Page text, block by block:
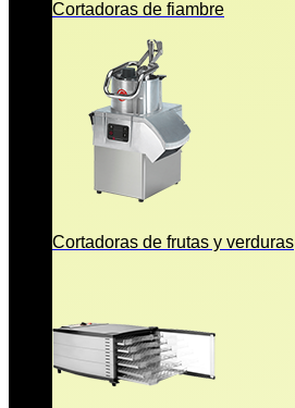
Cortadoras de fiambre
Cortadoras de frutas y verduras